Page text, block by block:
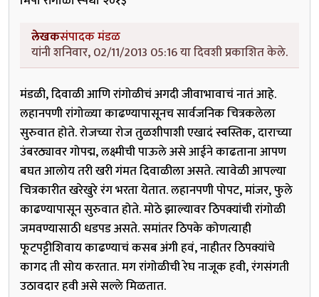
लेखकसंपादक मंडळ
यांनी शनिवार, 02/11/2013 05:16 या दिवशी प्रकाशित केले.
मंडळी, दिवाळी आणि रांगोळीचं अगदी जीवाभावाचं नातं आहे.
लहानपणी रांगोळ्या काढण्यापासूनच सार्वजनिक चित्रकलेला
सुरुवात होते. रोजच्या रोज तुळशीपाशी एखादं स्वस्तिक, दाराच्या
उंबरठ्यावर गोपद्म, लक्ष्मीची पाऊले असे आईने काढताना आपण
बघत आलोय तरी खरी गंमत दिवाळीला असते. त्यावेळी आपल्या
चित्रकारीत खरेखुरे रंग भरता येतात. लहानपणी पोपट, मांजर, फुले
काढण्यापासून सुरुवात होते. मोठे झाल्यावर ठिपक्यांची रांगोळी
जमवण्यासाठी धडपड असते. समांतर ठिपके कोणत्याही
फूटपट्टीशिवाय काढण्याचं कसब अंगी हवं, नाहीतर ठिपक्यांचे
कागद ती सोय करतात. मग रांगोळीची रेघ नाजूक हवी, रंगसंगती
उठावदार हवी असे सल्ले मिळतात.